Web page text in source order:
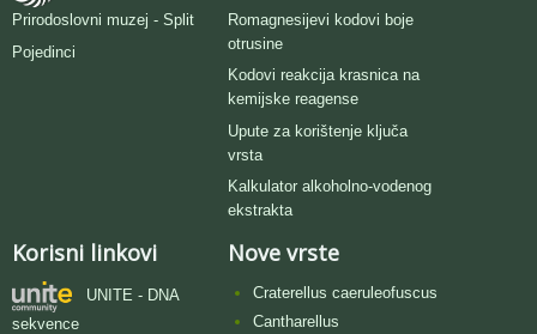
Prirodoslovni muzej - Split
Pojedinci
Romagnesijevi kodovi boje
otrusine
Kodovi reakcija krasnica na
kemijske reagense
Upute za korištenje ključa
vrsta
Kalkulator alkoholno-vodenog
ekstrakta
Korisni linkovi
UNITE - DNA
sekvence
Nove vrste
Craterellus caeruleofuscus
Cantharellus